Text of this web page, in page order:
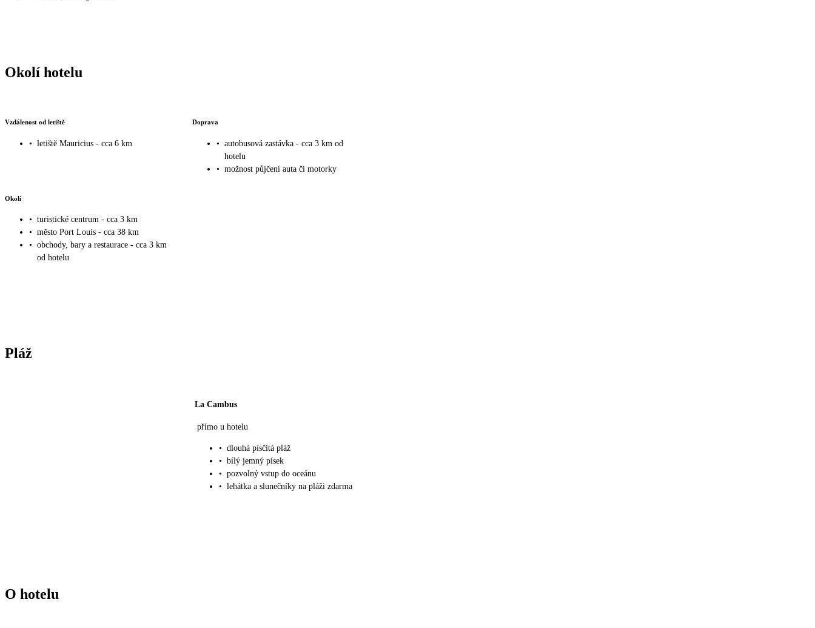
Okolí hotelu
Vzdálenost od letiště
• letiště Mauricius - cca 6 km
Doprava
• autobusová zastávka - cca 3 km od
hotelu
• možnost půjčení auta či motorky
Okolí
• turistické centrum - cca 3 km
• město Port Louis - cca 38 km
• obchody, bary a restaurace - cca 3 km
od hotelu
Pláž
La Cambus
přímo u hotelu
• dlouhá písčitá pláž
• bílý jemný písek
• pozvolný vstup do oceánu
• lehátka a slunečníky na pláži zdarma
O hotelu